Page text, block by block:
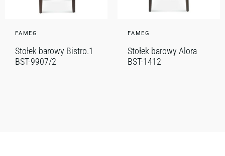
FAMEG
Stołek barowy Bistro.1
BST-9907/2
FAMEG
Stołek barowy Alora
BST-1412